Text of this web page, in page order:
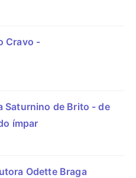
Cravo -
Saturnino de Brito - de
ímpar
Odette Braga